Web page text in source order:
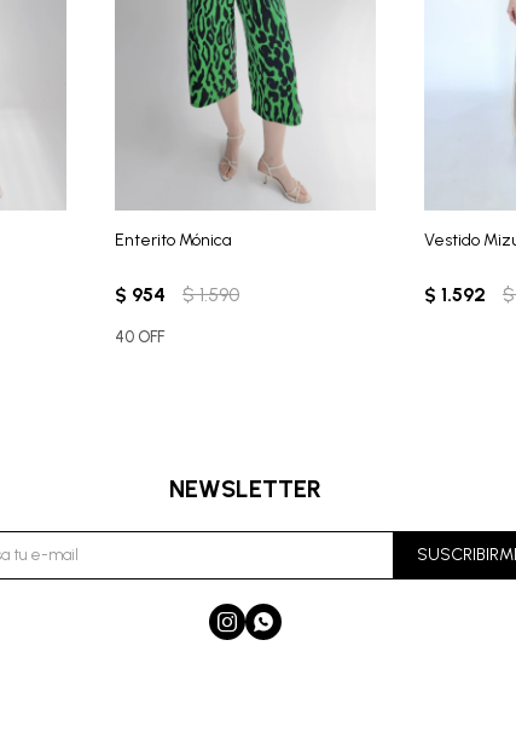
Enterito Mónica
$ 954 $ 1.590
40 OFF
Vestido
$ 1.592 $
NEWSLETTER
 